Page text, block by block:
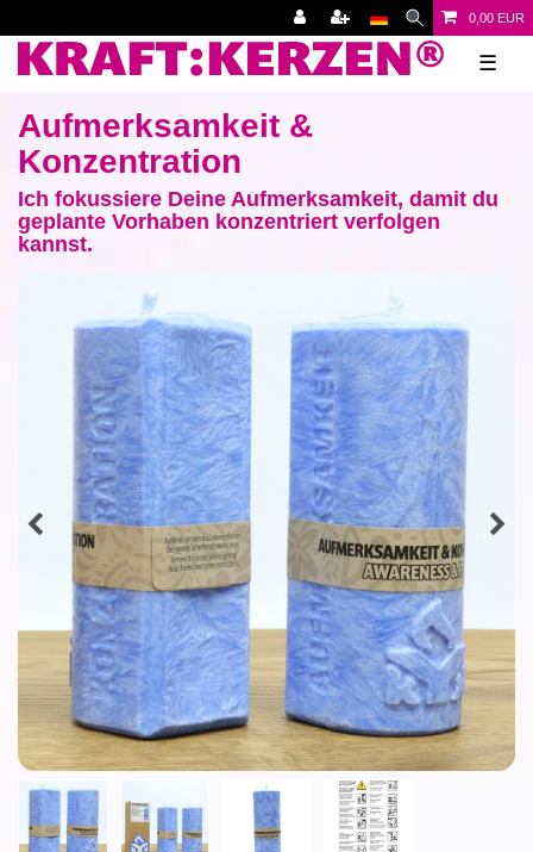
0,00 EUR
☰
Aufmerksamkeit &
Konzentration
Ich fokussiere Deine Aufmerksamkeit, damit du
geplante Vorhaben konzentriert verfolgen
kannst.